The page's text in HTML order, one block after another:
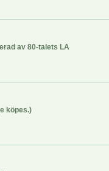
av 80-talets LA
köpes.)